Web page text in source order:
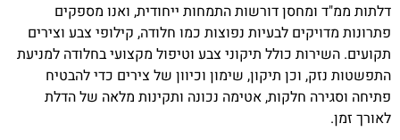
דלתות ממ"ד ומחסן דורשות התמחות ייחודית, ואנו מספקים
פתרונות מדויקים לבעיות נפוצות כמו חלודה, קילופי צבע וצירים
תקועים. השירות כולל תיקוני צבע וטיפול מקצועי בחלודה למניעת
התפשטות נזק, וכן תיקון, שימון וכיוון של צירים כדי להבטיח
פתיחה וסגירה חלקות, אטימה נכונה ותקינות מלאה של הדלת
לאורך זמן.